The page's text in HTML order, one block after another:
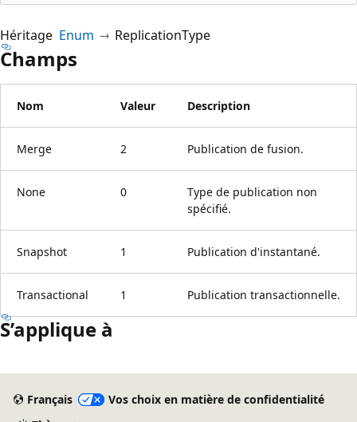
Héritage Enum ReplicationType
Champs
Nom Valeur Description
Merge 2 Publication de fusion.
None 0
Type de publication non
spécifié.
Snapshot 1 Publication d'instantané.
Transactional 1 Publication transactionnelle.
S’applique à
désactivé
Français
Vos choix en matière de confidentialité